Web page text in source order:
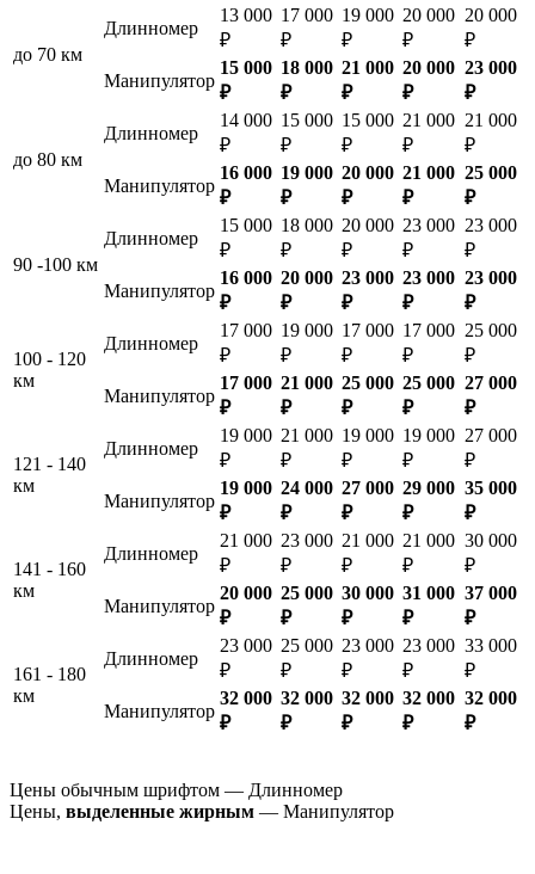
до 70 км
Длинномер
13 000
₽
17 000
₽
19 000
₽
20 000
₽
20 000
₽
Манипулятор
15 000
₽
18 000
₽
21 000
₽
20 000
₽
23 000
₽
до 80 км
Длинномер
14 000
₽
15 000
₽
15 000
₽
21 000
₽
21 000
₽
Манипулятор
16 000
₽
19 000
₽
20 000
₽
21 000
₽
25 000
₽
90 -100 км
Длинномер
15 000
₽
18 000
₽
20 000
₽
23 000
₽
23 000
₽
Манипулятор
16 000
₽
20 000
₽
23 000
₽
23 000
₽
23 000
₽
100 - 120
км
Длинномер
17 000
₽
19 000
₽
17 000
₽
17 000
₽
25 000
₽
Манипулятор
17 000
₽
21 000
₽
25 000
₽
25 000
₽
27 000
₽
121 - 140
км
Длинномер
19 000
₽
21 000
₽
19 000
₽
19 000
₽
27 000
₽
Манипулятор
19 000
₽
24 000
₽
27 000
₽
29 000
₽
35 000
₽
141 - 160
км
Длинномер
21 000
₽
23 000
₽
21 000
₽
21 000
₽
30 000
₽
Манипулятор
20 000
₽
25 000
₽
30 000
₽
31 000
₽
37 000
₽
161 - 180
км
Длинномер
23 000
₽
25 000
₽
23 000
₽
23 000
₽
33 000
₽
Манипулятор
32 000
₽
32 000
₽
32 000
₽
32 000
₽
32 000
₽
Цены обычным шрифтом — Длинномер
Цены, выделенные жирным — Манипулятор